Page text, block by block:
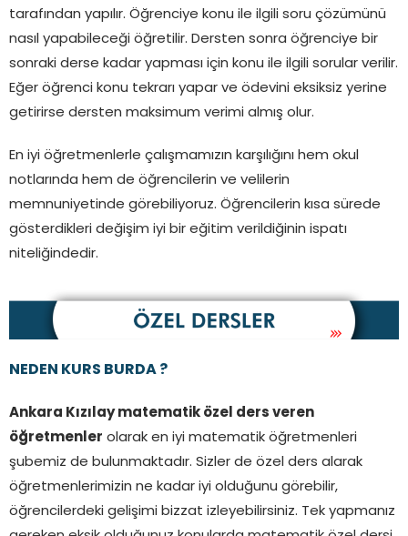
tarafından yapılır. Öğrenciye konu ile ilgili soru çözümünü
nasıl yapabileceği öğretilir. Dersten sonra öğrenciye bir
sonraki derse kadar yapması için konu ile ilgili sorular verilir.
Eğer öğrenci konu tekrarı yapar ve ödevini eksiksiz yerine
getirirse dersten maksimum verimi almış olur.
En iyi öğretmenlerle çalışmamızın karşılığını hem okul
notlarında hem de öğrencilerin ve velilerin
memnuniyetinde görebiliyoruz. Öğrencilerin kısa sürede
gösterdikleri değişim iyi bir eğitim verildiğinin ispatı
niteliğindedir.
NEDEN KURS BURDA ?
Ankara Kızılay matematik özel ders veren
öğretmenler olarak en iyi matematik öğretmenleri
şubemiz de bulunmaktadır. Sizler de özel ders alarak
öğretmenlerimizin ne kadar iyi olduğunu görebilir,
öğrencilerdeki gelişimi bizzat izleyebilirsiniz. Tek yapmanız